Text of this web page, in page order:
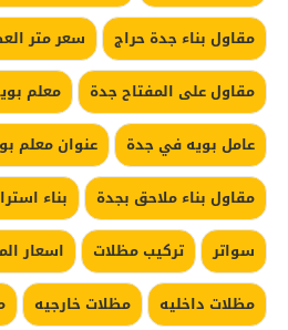
مقاول بناء جدة حراج
سعر متر
مقاول على المفتاح جدة
معلم
عامل بويه في جدة
عنوان معلم
مقاول بناء ملاحق بجدة
بناء
سواتر
تركيب مظلات اسعار
مظلات داخليه
مظلات خارجيه